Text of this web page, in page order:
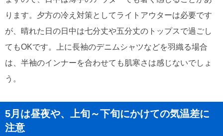
ります。夕方の冷え対策としてライトアウターは必要です
が、晴れた日の日中は七分丈や五分丈のトップスで過ごし
てもOKです。上に長袖のデニムシャツなどを羽織る場合
は、半袖のインナーを合わせても肌寒さは感じないでしょ
う。
5月は昼夜や、上旬～下旬にかけての気温差に
注意